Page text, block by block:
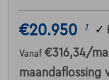
€20.950 1 ✓
Vanaf €316,34/
maandaflossing